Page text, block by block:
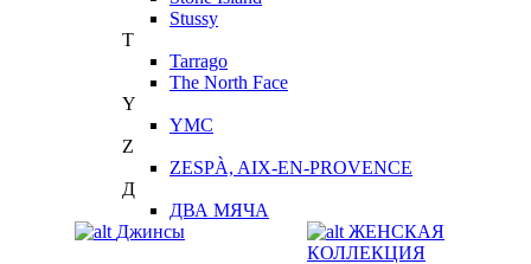
Stussy
T
Tarrago
The North Face
Y
YMC
Z
ZESPÀ, AIX-EN-PROVENCE
Д
ДВА МЯЧА
Джинсы
ЖЕНСКАЯ
КОЛЛЕКЦИЯ